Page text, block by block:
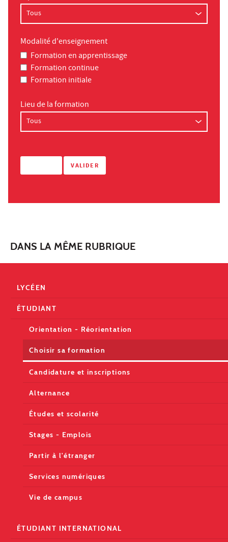
Modalité d'enseignement
Formation en apprentissage
Formation continue
Formation initiale
Lieu de la formation
DANS LA MÊME RUBRIQUE
LYCÉEN
ÉTUDIANT
Orientation - Réorientation
Choisir sa formation
Candidature et inscriptions
Alternance
Études et scolarité
Stages - Emplois
Partir à l'étranger
Services numériques
Vie de campus
ÉTUDIANT INTERNATIONAL